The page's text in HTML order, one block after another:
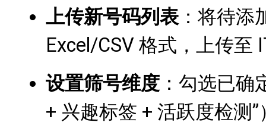
上传新号码列表 ：将待
Excel/CSV 格式，上传至
设置筛号维度 ：勾选已确
+ 兴趣标签 + 活跃度检测”